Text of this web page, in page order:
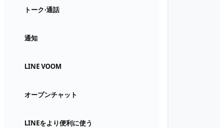
トーク⋅通話
通知
LINE VOOM
オープンチャット
LINEをより便利に使う